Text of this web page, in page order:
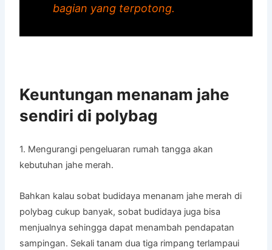
bagian yang terpotong.
Keuntungan menanam jahe
sendiri di polybag
1. Mengurangi pengeluaran rumah tangga akan
kebutuhan jahe merah.
Bahkan kalau sobat budidaya menanam jahe merah di
polybag cukup banyak, sobat budidaya juga bisa
menjualnya sehingga dapat menambah pendapatan
sampingan. Sekali tanam dua tiga rimpang terlampaui